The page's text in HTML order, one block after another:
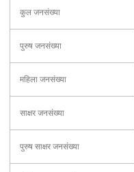
कुल जनसंख्या
पुरुष जनसंख्या
महिला जनसंख्या
साक्षर जनसंख्या
पुरुष साक्षर जनसंख्या